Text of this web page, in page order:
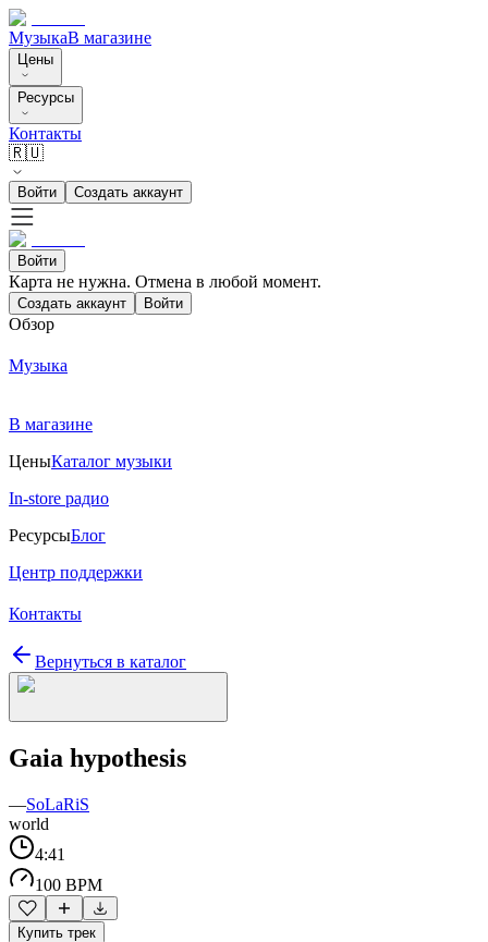
МузыкаВ магазине
Цены
Ресурсы
Контакты
🇷🇺
Войти Создать аккаунт
Войти
Карта не нужна. Отмена в любой момент.
Создать аккаунт Войти
Обзор
Музыка
В магазине
ЦеныКаталог музыки
In-store радио
РесурсыБлог
Центр поддержки
Контакты
Вернуться в каталог
Gaia hypothesis
—SoLaRiS
world
4:41
100 BPM
Купить трек